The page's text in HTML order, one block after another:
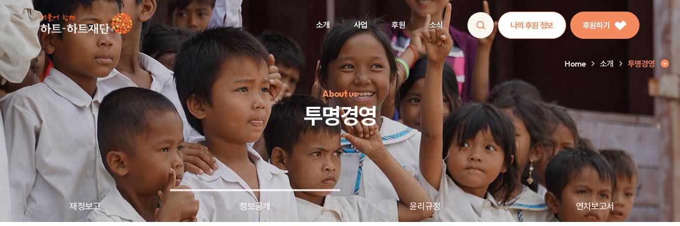
소개 사업 후원 소식 나의 후원 정보 후원하기
인기 키워드 #정기후원#하트플레이스#캠페인#팬덤후원
Home 소개 투명경영
About us
투명경영
투명경영 재정보고 정보공개 윤리규정 연차보고서